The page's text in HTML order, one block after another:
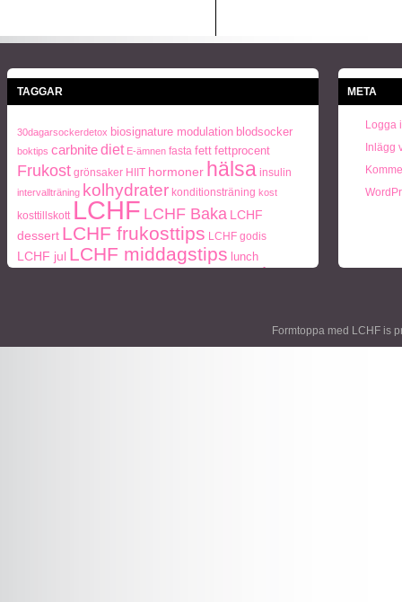
TAGGAR
30dagarsockerdetox biosignature modulation blodsocker
boktips carbnitediet E-ämnen fasta fett fettprocent
Frukost grönsaker HIIT hormoner hälsa insulin
intervallträning kolhydrater konditionsträning kost
kosttillskott LCHF LCHF Baka LCHF
dessert LCHF frukosttips LCHF godis
LCHF jul LCHF middagstips lunch
paleo
META
Logga
Inlägg
Formtoppa med LCHF is